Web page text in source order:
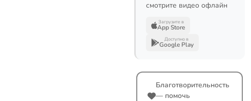
смотрите видео офлайн
Загрузите в
App Store
Доступно в
Google Play
Благотворительность
— помочь